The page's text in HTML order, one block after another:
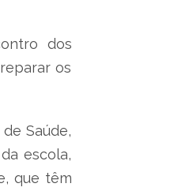
dos
os
Saúde,
escola,
que têm